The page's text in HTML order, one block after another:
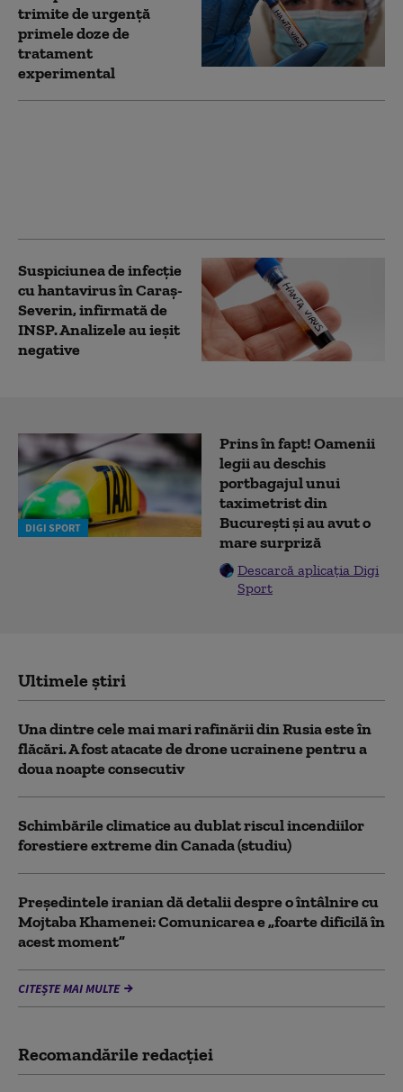
trimite de urgență
primele doze de
tratament
experimental
Suspiciunea de infecţie
cu hantavirus în Caraş-
Severin, infirmată de
INSP. Analizele au ieşit
negative
DIGI SPORT
Prins în fapt! Oamenii
legii au deschis
portbagajul unui
taximetrist din
București și au avut o
mare surpriză
Descarcă aplicația Digi
Sport
Ultimele știri
Una dintre cele mai mari rafinării din Rusia este în
flăcări. A fost atacate de drone ucrainene pentru a
doua noapte consecutiv
Schimbările climatice au dublat riscul incendiilor
forestiere extreme din Canada (studiu)
Preşedintele iranian dă detalii despre o întâlnire cu
Mojtaba Khamenei: Comunicarea e „foarte dificilă în
acest moment”
CITEȘTE MAI MULTE
Recomandările redacţiei